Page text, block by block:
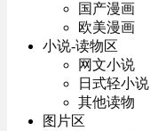
国产漫画
欧美漫画
小说-读物区
网文小说
日式轻小说
其他读物
图片区